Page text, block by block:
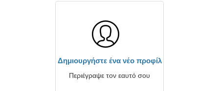
Δημιουργήστε ένα νέο προφίλ
Περιέγραψε τον εαυτό σου